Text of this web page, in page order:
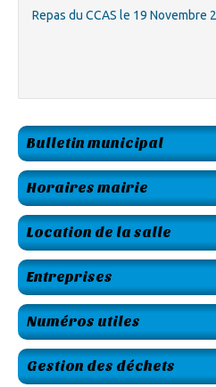
Repas du CCAS le 19 Novembre
Bulletin municipal
Horaires mairie
Location de la salle
Entreprises
Numéros utiles
Gestion des déchets